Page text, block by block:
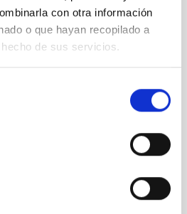
con otra información
o que hayan recopilado a
de sus servicios.